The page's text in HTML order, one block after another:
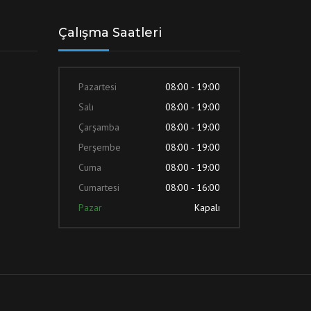
Çalışma Saatleri
Pazartesi
08:00 - 19:00
Salı
08:00 - 19:00
Çarşamba
08:00 - 19:00
Perşembe
08:00 - 19:00
Cuma
08:00 - 19:00
Cumartesi
08:00 - 16:00
Pazar
Kapalı